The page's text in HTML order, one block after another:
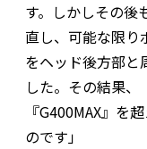
す。しかしその後
直し、可能な限り
をヘッド後方部と
した。その結果、
『G400MAX』を
のです」